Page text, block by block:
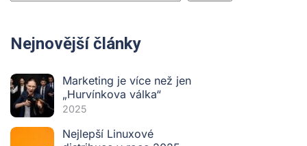
Nejnovější články
Marketing je více než jen
„Hurvínkova válka“
2025
Nejlepší Linuxové